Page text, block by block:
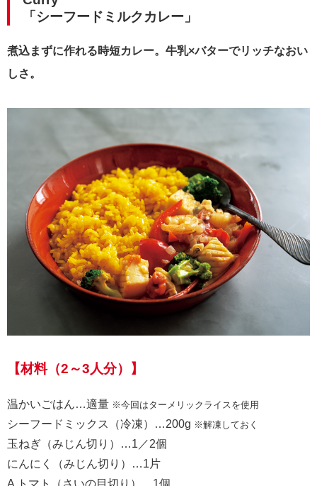
「シーフードミルクカレー」
煮込まずに作れる時短カレー。牛乳×バターでリッチなおい
しさ。
【材料（2～3人分）】
温かいごはん…適量 ※今回はターメリックライスを使用
シーフードミックス（冷凍）…200g ※解凍しておく
玉ねぎ（みじん切り）…1／2個
にんにく（みじん切り）…1片